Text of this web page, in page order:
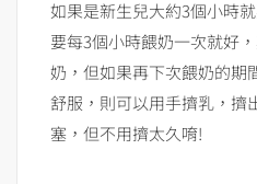
如果是新生兒大約3個小時
要每3個小時餵奶一次就好
奶，但如果再下次餵奶的期
舒服，則可以用手擠乳，擠
塞，但不用擠太久唷!